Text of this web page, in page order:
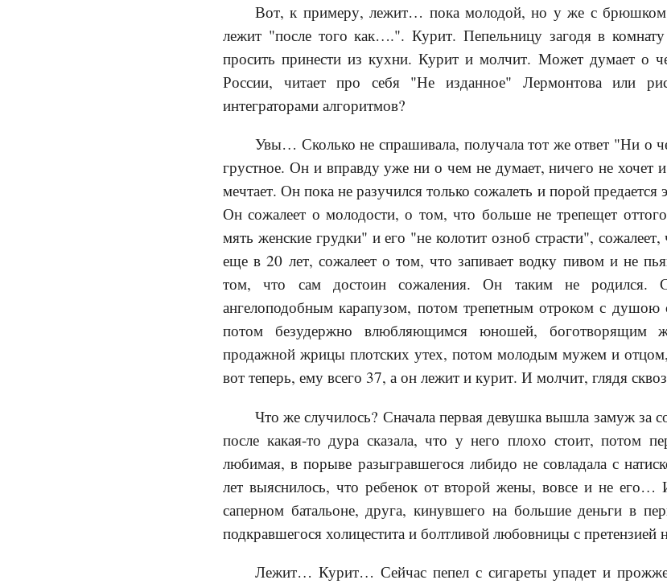
Вот, к примеру, лежит… пока молодой, но у же с
лежит "после того как….". Курит. Пепельницу загодя в комнату
просить принести из кухни. Курит и молчит. Может думает о
России, читает про себя "Не изданное" Лермонтова или
интеграторами алгоритмов?
Увы… Сколько не спрашивала, получала тот же ответ "Ни о
грустное. Он и вправду уже ни о чем не думает, ничего не хочет
мечтает. Он пока не разучился только сожалеть и порой
Он сожалеет о молодости, о том, что больше не трепещет
мять женские грудки" и его "не колотит озноб страсти", сожалеет,
еще в 20 лет, сожалеет о том, что запивает водку пивом и не
том, что сам достоин сожаления. Он таким не родился.
ангелоподобным карапузом, потом трепетным отроком с душою
потом безудержно влюбляющимся юношей, боготворящим
продажной жрицы плотских утех, потом молодым мужем и
вот теперь, ему всего 37, а он лежит и курит. И молчит, глядя
Что же случилось? Сначала первая девушка вышла замуж за
после какая-то дура сказала, что у него плохо стоит, потом
любимая, в порыве разыгравшегося либидо не совладала с
лет выяснилось, что ребенок от второй жены, вовсе и не
саперном батальоне, друга, кинувшего на большие деньги в
подкравшегося холицестита и болтливой любовницы с претензией
Лежит… Курит… Сейчас пепел с сигареты упадет и